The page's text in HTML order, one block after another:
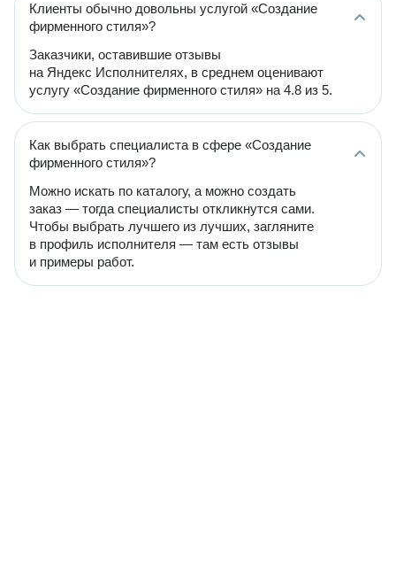
Клиенты обычно довольны услугой «Создание
фирменного стиля»?
Заказчики, оставившие отзывы
на Яндекс Исполнителях, в среднем оценивают
услугу «Создание фирменного стиля» на 4.8 из 5.
Как выбрать специалиста в сфере «Создание
фирменного стиля»?
Можно искать по каталогу, а можно создать
заказ — тогда специалисты откликнутся сами.
Чтобы выбрать лучшего из лучших, загляните
в профиль исполнителя — там есть отзывы
и примеры работ.